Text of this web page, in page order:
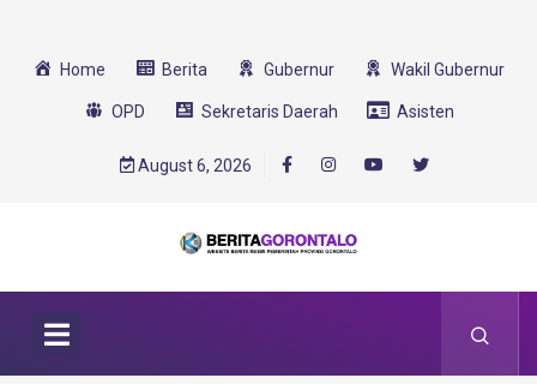
Home Berita Gubernur Wakil Gubernur
OPD Sekretaris Daerah Asisten
August 6, 2026